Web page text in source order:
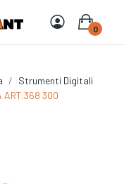
0
Strumenti Digitali
ART.368 300